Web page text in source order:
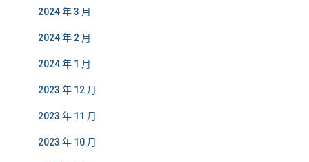
2024 年 3 月
2024 年 2 月
2024 年 1 月
2023 年 12 月
2023 年 11 月
2023 年 10 月